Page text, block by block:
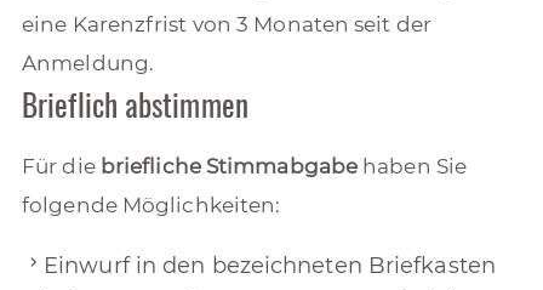
eine Karenzfrist von 3 Monaten seit der
Anmeldung.
Brieflich abstimmen
Für die briefliche Stimmabgabehaben Sie
folgende Möglichkeiten:
Einwurf in den bezeichneten Briefkasten